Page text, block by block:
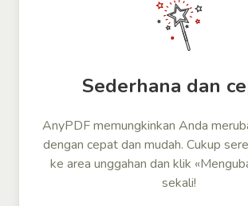
Sederhana dan
AnyPDF memungkinkan Anda
dengan cepat dan mudah. Cukup
ke area unggahan dan klik
sekali!